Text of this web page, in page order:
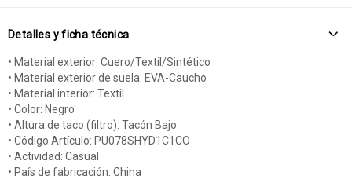
Detalles y ficha técnica
• Material exterior: Cuero/Textil/Sintético
• Material exterior de suela: EVA-Caucho
• Material interior: Textil
• Color: Negro
• Altura de taco (filtro): Tacón Bajo
• Código Artículo: PU078SHYD1C1CO
• Actividad: Casual
• País de fabricación: China